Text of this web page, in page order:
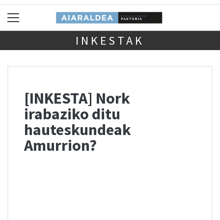
INKESTAK
[INKESTA] Nork
irabaziko ditu
hauteskundeak
Amurrion?